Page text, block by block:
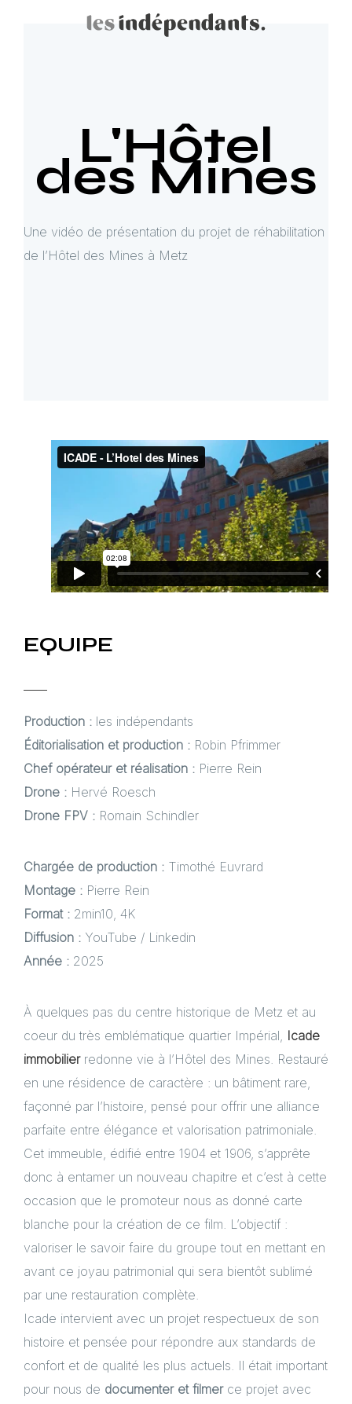
L'Hôtel
des Mines
Une vidéo de présentation du projet de réhabilitation
de l’Hôtel des Mines à Metz
EQUIPE
Production : les indépendants
Éditorialisation et production : Robin Pfrimmer
Chef opérateur et réalisation : Pierre Rein
Drone : Hervé Roesch
Drone FPV : Romain Schindler
Chargée de production : Timothé Euvrard
Montage : Pierre Rein
Format : 2min10, 4K
Diffusion : YouTube / Linkedin
Année : 2025
À quelques pas du centre historique de Metz et au
coeur du très emblématique quartier Impérial, Icade
immobilierredonne vie à l’Hôtel des Mines. Restauré
en une résidence de caractère : un bâtiment rare,
façonné par l’histoire, pensé pour offrir une alliance
parfaite entre élégance et valorisation patrimoniale.
Cet immeuble, édifié entre 1904 et 1906, s’apprête
donc à entamer un nouveau chapitre et c’est à cette
occasion que le promoteur nous as donné carte
blanche pour la création de ce film. L’objectif :
valoriser le savoir faire du groupe tout en mettant en
avant ce joyau patrimonial qui sera bientôt sublimé
par une restauration complète.
Icade intervient avec un projet respectueux de son
histoire et pensée pour répondre aux standards de
confort et de qualité les plus actuels. Il était important
pour nous de documenter et filmerce projet avec